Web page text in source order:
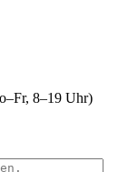
8–19 Uhr)